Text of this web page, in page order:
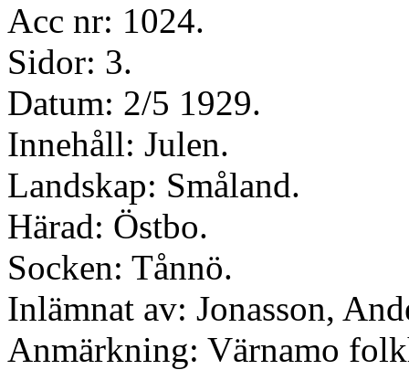
Acc nr: 1024.
Sidor: 3.
Datum: 2/5 1929.
Innehåll: Julen.
Landskap: Småland.
Härad: Östbo.
Socken: Tånnö.
Inlämnat av: Jonasson,
Anmärkning: Värnamo